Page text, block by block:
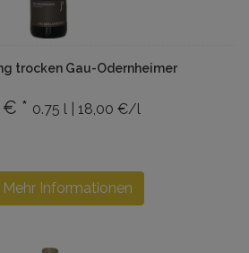
trocken Gau-Odernheimer
€ * 0.75 l | 18,00 €/l
Mehr Informationen